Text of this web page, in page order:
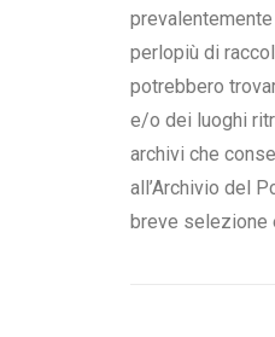
perlopiù di
potrebbero
e/o dei luoghi
archivi che
all’Archivio del
breve selezione